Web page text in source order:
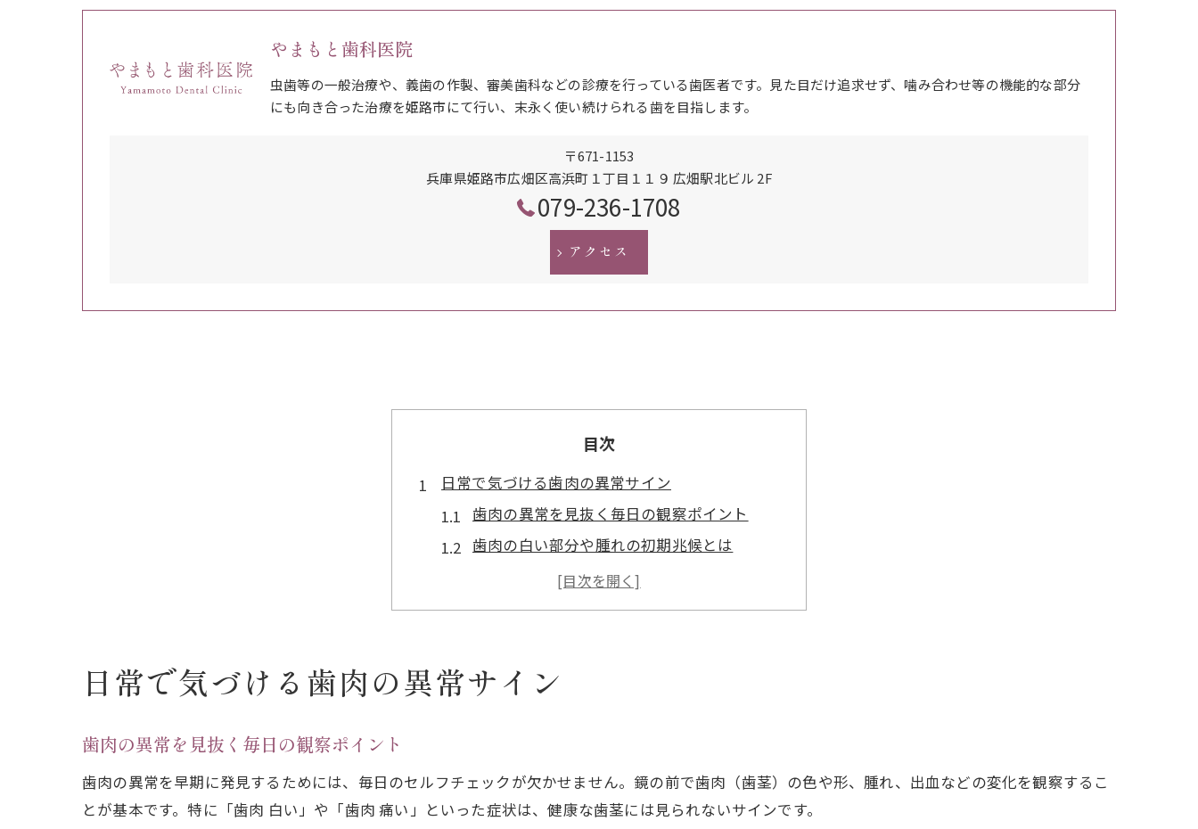
やまもと歯科医院
虫歯等の一般治療や、義歯の作製、審美歯科などの診療を行っている歯医者です。見た目だけ追求せず、噛み合わせ等の機能的な部分
にも向き合った治療を姫路市にて行い、末永く使い続けられる歯を目指します。
〒671-1153
兵庫県姫路市広畑区高浜町１丁目１１９ 広畑駅北ビル 2F
079-236-1708
アクセス
目次
日常で気づける歯肉の異常サイン
歯肉の異常を見抜く毎日の観察ポイント
歯肉の白い部分や腫れの初期兆候とは
歯肉の症状と歯茎の病気画像の見方
歯肉の異常サインと原因を理解する方法
歯肉に違和感がある時の対処ポイント
歯肉が痛いと感じた時の応急セルフケア
歯肉炎や歯周病の治し方と注意点
日常で気づける歯肉の異常サイン
歯肉の異常を見抜く毎日の観察ポイント
歯肉の異常を早期に発見するためには、毎日のセルフチェックが欠かせません。鏡の前で歯肉（歯茎）の色や形、腫れ、出血などの変化を観察するこ
とが基本です。特に「歯肉 白い」や「歯肉 痛い」といった症状は、健康な歯茎には見られないサインです。